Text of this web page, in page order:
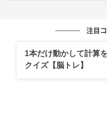
エキサイトニュース
注目
1本だけ動かして計算
クイズ【脳トレ】